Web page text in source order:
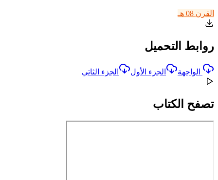
القرن 08 هـ
روابط التحميل
الواجهة الجزء الأول الجزء الثاتي
تصفح الكتاب